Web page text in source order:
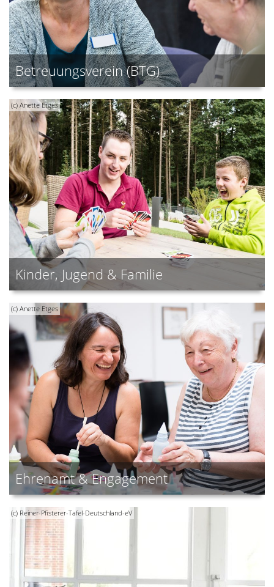
Betreuungsverein (BTG)
(c) Anette Etges
Kinder, Jugend & Familie
(c) Anette Etges
Ehrenamt & Engagement
(c) Reiner-Pfisterer-Tafel-Deutschland-eV